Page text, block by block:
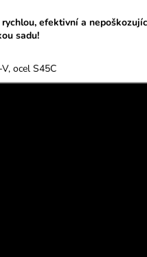
efektivní a
sadu!
ocel S45C